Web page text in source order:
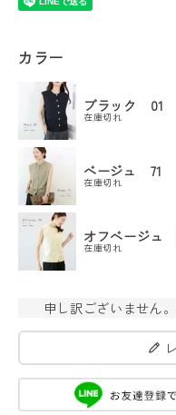
カラー
ブラック 01
在庫切れ
ベージュ 71
在庫切れ
オフベージュ
在庫切れ
申し訳ございません